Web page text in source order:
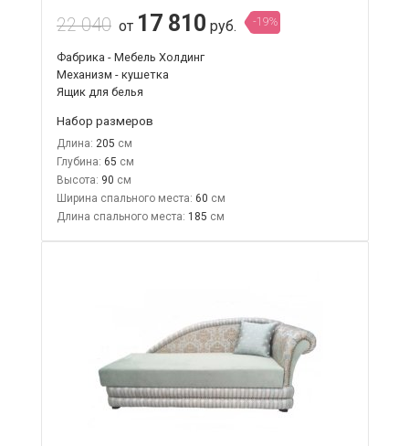
22 040 от 17 810 руб. -19%
Фабрика - Мебель Холдинг
Механизм - кушетка
Ящик для белья
Набор размеров
Длина: 205
Глубина: 65
Высота: 90
Ширина спального места: 60
Длина спального места: 185